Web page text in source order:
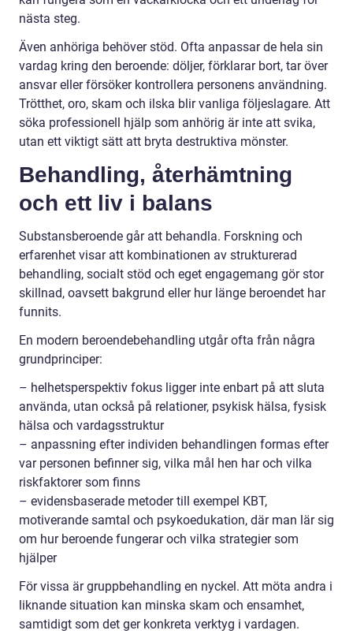
nästa steg.
Även anhöriga behöver stöd. Ofta anpassar de hela sin
vardag kring den beroende: döljer, förklarar bort, tar över
ansvar eller försöker kontrollera personens användning.
Trötthet, oro, skam och ilska blir vanliga följeslagare. Att
söka professionell hjälp som anhörig är inte att svika,
utan ett viktigt sätt att bryta destruktiva mönster.
Behandling, återhämtning
och ett liv i balans
Substansberoende går att behandla. Forskning och
erfarenhet visar att kombinationen av strukturerad
behandling, socialt stöd och eget engagemang gör stor
skillnad, oavsett bakgrund eller hur länge beroendet har
funnits.
En modern beroendebehandling utgår ofta från några
grundprinciper:
– helhetsperspektiv fokus ligger inte enbart på att sluta
använda, utan också på relationer, psykisk hälsa, fysisk
hälsa och vardagsstruktur
– anpassning efter individen behandlingen formas efter
var personen befinner sig, vilka mål hen har och vilka
riskfaktorer som finns
– evidensbaserade metoder till exempel KBT,
motiverande samtal och psykoedukation, där man lär sig
om hur beroende fungerar och vilka strategier som
hjälper
För vissa är gruppbehandling en nyckel. Att möta andra i
liknande situation kan minska skam och ensamhet,
samtidigt som det ger konkreta verktyg i vardagen.